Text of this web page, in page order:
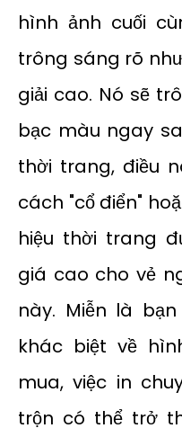
hình ảnh cuối
trông sáng rõ
giải cao. Nó sẽ
bạc màu ngay
thời trang, điều
cách "cổ điển"
hiệu thời trang
giá cao cho vẻ
này. Miễn là
khác biệt về
mua, việc in
trộn có thể trở